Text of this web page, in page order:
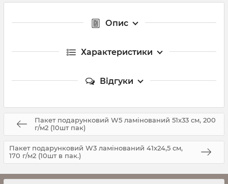
Опис
Характеристики
Відгуки
Пакет подарунковий W5 ламінований 51х33 см, 200
г/м2 (10шт пак)
Пакет подарунковий W3 ламінований 41х24,5 см,
170 г/м2 (10шт в пак.)